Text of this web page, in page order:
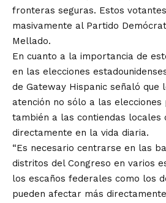
fronteras seguras. Estos
masivamente al Partido
Mellado.
En cuanto a la importancia de
en las elecciones
de Gateway Hispanic señaló que
atención no sólo a las elecciones
también a las contiendas locales
directamente en la vida diaria.
“Es necesario centrarse en las
distritos del Congreso en varios
los escaños federales como los
pueden afectar más